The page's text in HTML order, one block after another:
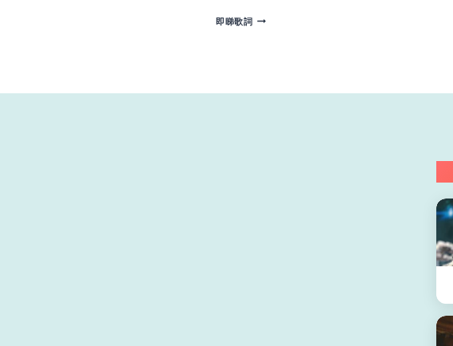
即睇歌詞FOR